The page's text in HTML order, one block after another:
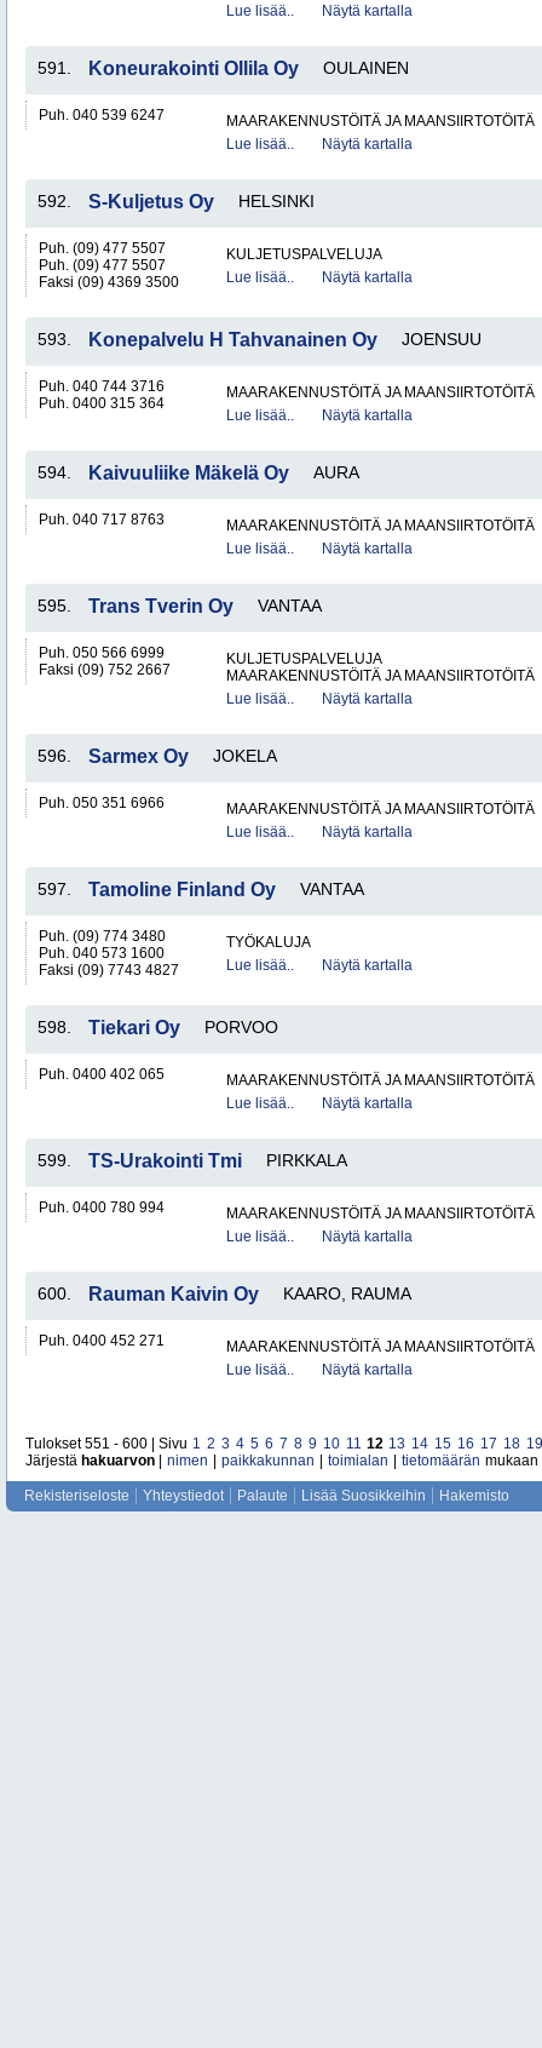
Lue lisää..
Näytä kartalla
591. Koneurakointi Ollila Oy OULAINEN
Puh. 040 539 6247
MAARAKENNUSTÖITÄ JA MAANSIIRTOTÖITÄ
Lue lisää..
Näytä kartalla
592. S-Kuljetus Oy HELSINKI
Puh. (09) 477 5507
Puh. (09) 477 5507
Faksi (09) 4369 3500
KULJETUSPALVELUJA
Lue lisää..
Näytä kartalla
593. Konepalvelu H Tahvanainen Oy JOENSUU
Puh. 040 744 3716
Puh. 0400 315 364
MAARAKENNUSTÖITÄ JA MAANSIIRTOTÖITÄ
Lue lisää..
Näytä kartalla
594. Kaivuuliike Mäkelä Oy AURA
Puh. 040 717 8763
MAARAKENNUSTÖITÄ JA MAANSIIRTOTÖITÄ
Lue lisää..
Näytä kartalla
595. Trans Tverin Oy VANTAA
Puh. 050 566 6999
Faksi (09) 752 2667
KULJETUSPALVELUJA
MAARAKENNUSTÖITÄ JA MAANSIIRTOTÖITÄ
Lue lisää..
Näytä kartalla
596. Sarmex Oy JOKELA
Puh. 050 351 6966
MAARAKENNUSTÖITÄ JA MAANSIIRTOTÖITÄ
Lue lisää..
Näytä kartalla
597. Tamoline Finland Oy VANTAA
Puh. (09) 774 3480
Puh. 040 573 1600
Faksi (09) 7743 4827
TYÖKALUJA
Lue lisää..
Näytä kartalla
598. Tiekari Oy PORVOO
Puh. 0400 402 065
MAARAKENNUSTÖITÄ JA MAANSIIRTOTÖITÄ
Lue lisää..
Näytä kartalla
599. TS-Urakointi Tmi PIRKKALA
Puh. 0400 780 994
MAARAKENNUSTÖITÄ JA MAANSIIRTOTÖITÄ
Lue lisää..
Näytä kartalla
600. Rauman Kaivin Oy KAARO, RAUMA
Puh. 0400 452 271
MAARAKENNUSTÖITÄ JA MAANSIIRTOTÖITÄ
Lue lisää..
Näytä kartalla
Tulokset 551 - 600 | Sivu 1 2 3 4 5 6 7 8 9 10 11 12 13 14 15 16 17 18 19
Järjestä hakuarvon nimen paikkakunnan toimialan tietomäärän mukaan
Rekisteriseloste Yhteystiedot Palaute Lisää Suosikkeihin Hakemisto